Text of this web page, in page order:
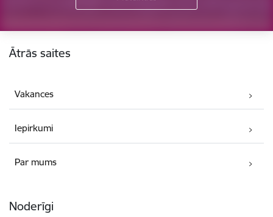
Ātrās saites
Vakances
Iepirkumi
Par mums
Noderīgi